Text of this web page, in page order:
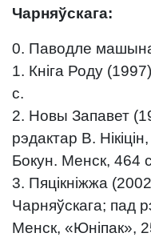
Чарняўскага:
0. Паводле
1. Кнiга Роду
с.
2. Новы Запавет
рэдактар В.
Бокун. Менск, 464
3. Пяцікніжжа
Чарняўскага; пад
Менск, «Юніпак»,